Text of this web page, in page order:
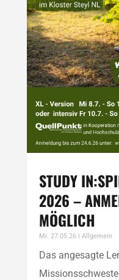
STUDY
2026 –
MÖGLICH
Mi. 27.05.26| Allgemein
Das angesagte